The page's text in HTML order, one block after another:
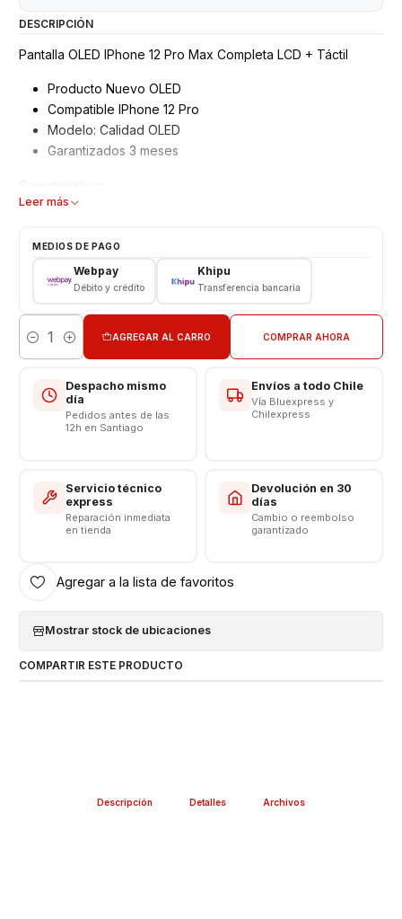
DESCRIPCIÓN
Pantalla OLED IPhone 12 Pro Max Completa LCD + Táctil
Producto Nuevo OLED
Compatible IPhone 12 Pro
Modelo: Calidad OLED
Garantizados 3 meses
Tipo: LCD + Touch
Color: Negro
VALOR INCLUYE INSTALACIÓN EN TIENDA
Respaldo VENTAS ELECTRONICAS
Leer más
MEDIOS DE PAGO
Webpay
Débito y crédito
Khipu
Transferencia bancaria
Cantidad
AGREGAR AL CARRO COMPRAR AHORA
Despacho mismo
día
Pedidos antes de las
12h en Santiago
Envíos a todo Chile
Vía Bluexpress y
Chilexpress
Servicio técnico
express
Reparación inmediata
en tienda
Devolución en 30
días
Cambio o reembolso
garantizado
Agregar a la lista de favoritos
Mostrar stock de ubicaciones
COMPARTIR ESTE PRODUCTO
Descripción Detalles Archivos